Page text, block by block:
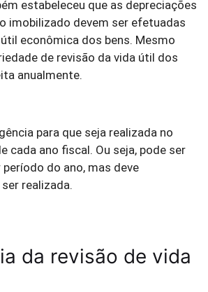
estabeleceu que as depreciações
imobilizado devem ser efetuadas
econômica dos bens. Mesmo
de revisão da vida útil dos
anualmente.
para que seja realizada no
cada ano fiscal. Ou seja, pode ser
do ano, mas deve
realizada.
da revisão de vida